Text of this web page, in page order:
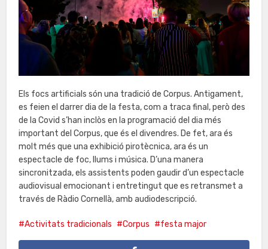
Els focs artificials són una tradició de Corpus. Antigament,
es feien el darrer dia de la festa, com a traca final, però des
de la Covid s’han inclòs en la programació del dia més
important del Corpus, que és el divendres. De fet, ara és
molt més que una exhibició pirotècnica, ara és un
espectacle de foc, llums i música. D’una manera
sincronitzada, els assistents poden gaudir d’un espectacle
audiovisual emocionant i entretingut que es retransmet a
través de Ràdio Cornellà, amb audiodescripció.
Activitats tradicionals Corpus festa major